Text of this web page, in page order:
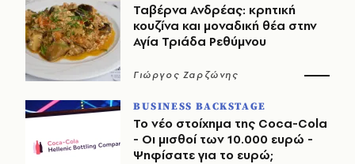
Ταβέρνα Ανδρέας: κρητική
κουζίνα και μοναδική θέα στην
Αγία Τριάδα Ρεθύμνου
Γιώργος Ζαρζώνης
BUSINESS BACKSTAGE
Το νέο στοίχημα της Coca-Cola
- Οι μισθοί των 10.000 ευρώ -
Ψηφίσατε για το ευρώ;